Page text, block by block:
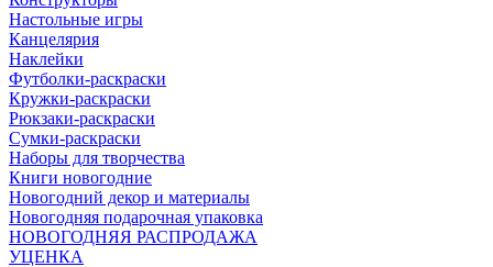
Настольные игры
Канцелярия
Наклейки
Футболки-раскраски
Кружки-раскраски
Рюкзаки-раскраски
Сумки-раскраски
Наборы для творчества
Книги новогодние
Новогодний декор и материалы
Новогодняя подарочная упаковка
НОВОГОДНЯЯ РАСПРОДАЖА
УЦЕНКА